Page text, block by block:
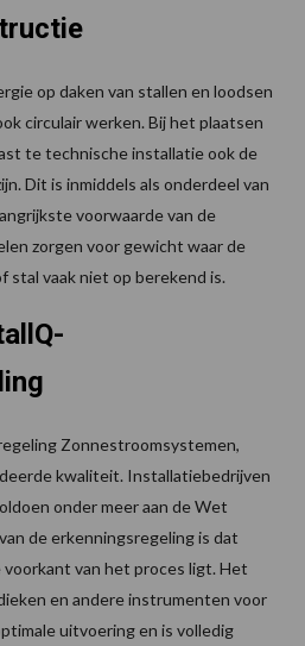
op daken van stallen en loodsen
circulair werken. Bij het plaatsen
te technische installatie ook de
Dit is inmiddels als onderdeel van
voorwaarde van de
zorgen voor gewicht waar de
stal vaak niet op berekend is.
Zonnestroomsystemen,
kwaliteit. Installatiebedrijven
onder meer aan de Wet
de erkenningsregeling is dat
van het proces ligt. Het
en andere instrumenten voor
uitvoering en is volledig